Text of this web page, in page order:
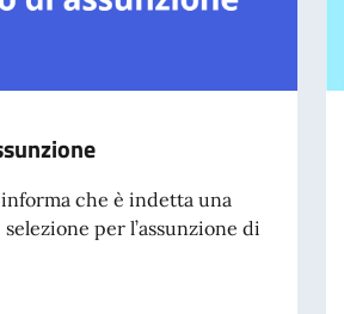
informa che è indetta una
per l’assunzione di